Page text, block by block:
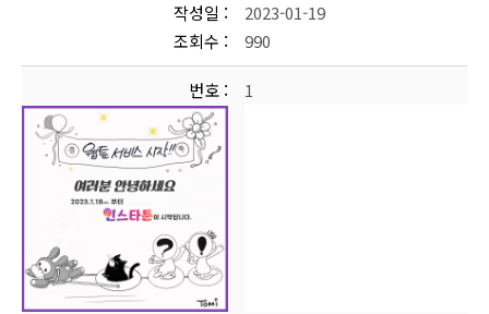
작성일
2023-01-19
조회수
990
번호 1